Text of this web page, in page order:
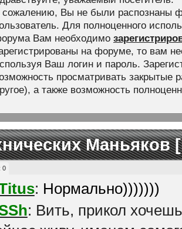
сожалению, Вы не были распознаны
Для полноценного
Вам необходимо
на форуме, то вам
Ваш логин и пароль.
просматривать закрытые
а также возможность
Маньяков [
0
: Нормально)))))))
: Вить, прикол